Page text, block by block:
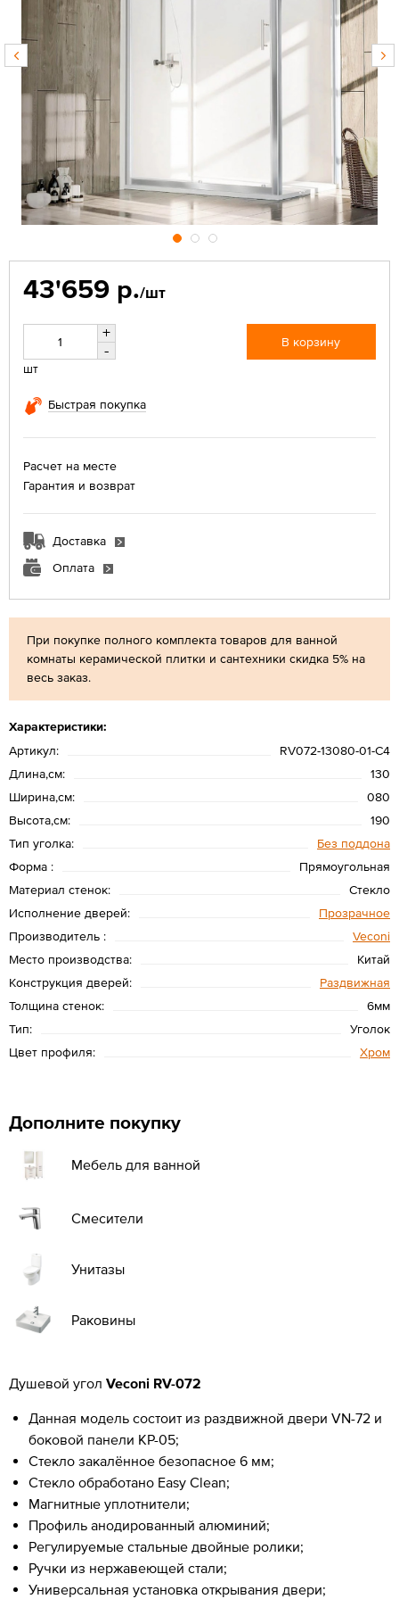
При покупке полного комплекта товаров для ванной
комнаты керамической плитки и сантехники скидка 5% на
весь заказ.
Характеристики:
Артикул:
RV072-13080-01-C4
Длина,см:
130
Ширина,см:
080
Высота,см:
190
Тип уголка:
Без поддона
Форма :
Прямоугольная
Материал стенок:
Стекло
Исполнение дверей:
Прозрачное
Производитель :
Veconi
Место производства:
Китай
Конструкция дверей:
Раздвижная
Толщина стенок:
6мм
Тип:
Уголок
Цвет профиля:
Хром
43'659 р./шт
+
-
шт
В корзину
Быстрая покупка
Расчет на месте
Гарантия и возврат
Доставка
Оплата
Дополните покупку
Мебель для ванной
Смесители
Унитазы
Раковины
Душевой угол Veconi RV-072
Данная модель состоит из раздвижной двери VN-72 и
боковой панели KP-05;
Стекло закалённое безопасное 6 мм;
Стекло обработано Easy Clean;
Магнитные уплотнители;
Профиль анодированный алюминий;
Регулируемые стальные двойные ролики;
Ручки из нержавеющей стали;
Универсальная установка открывания двери;